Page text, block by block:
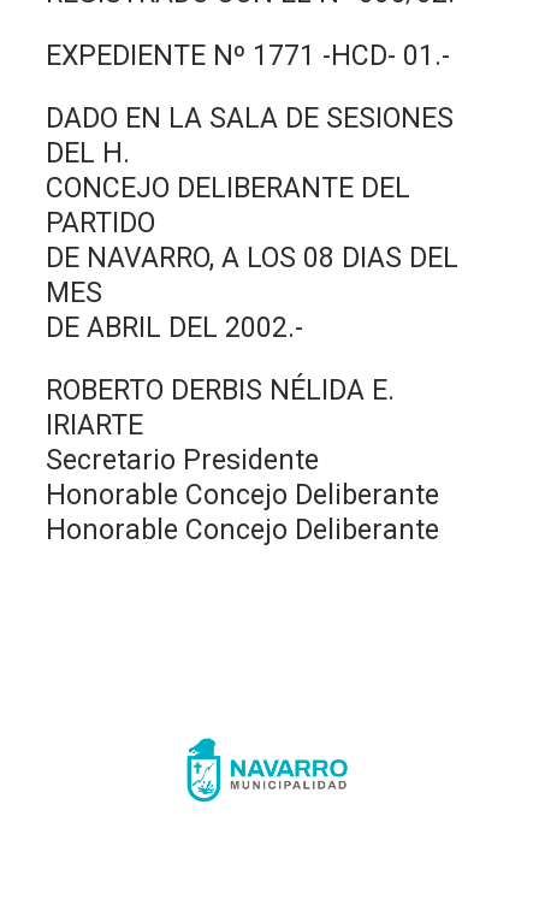
EXPEDIENTE Nº 1771 -HCD- 01.-
DADO EN LA SALA DE SESIONES
DEL H.
CONCEJO DELIBERANTE DEL
PARTIDO
DE NAVARRO, A LOS 08 DIAS DEL
MES
DE ABRIL DEL 2002.-
ROBERTO DERBIS NÉLIDA E.
IRIARTE
Secretario Presidente
Honorable Concejo Deliberante
Honorable Concejo Deliberante